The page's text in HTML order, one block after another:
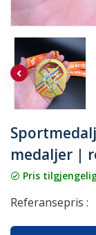
medaljer |
Pris
Referansepris :